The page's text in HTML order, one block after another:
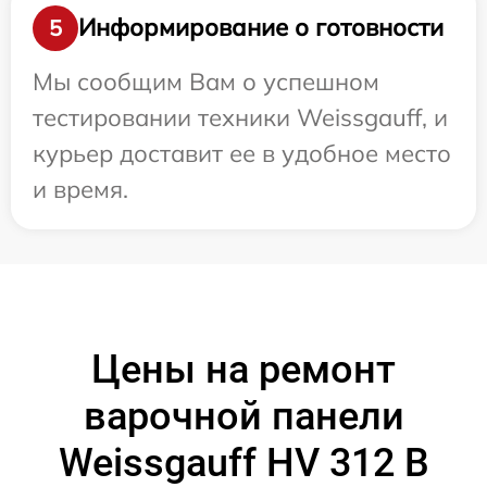
5
Информирование о готовности
Мы сообщим Вам о успешном
тестировании техники Weissgauff, и
курьер доставит ее в удобное место
и время.
Цены на ремонт
варочной панели
Weissgauff HV 312 B